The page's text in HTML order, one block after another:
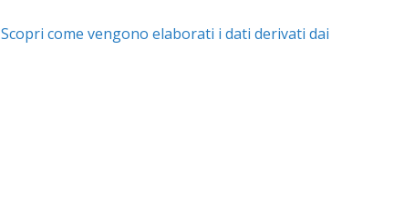
Scopri come vengono elaborati i dati derivati dai